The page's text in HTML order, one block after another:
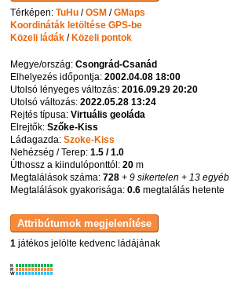
Térképen:TuHu /OSM /GMaps
Koordináták letöltése GPS-be
Közeli ládák /Közeli pontok
Megye/ország:Csongrád-Csanád
Elhelyezés időpontja:2002.04.08 18:00
Utolsó lényeges változás:2016.09.29 20:20
Utolsó változás:2022.05.28 13:24
Rejtés típusa:Virtuális geoláda
Elrejtők:Szőke-Kiss
Ládagazda:Szoke-Kiss
Nehézség / Terep:1.5 / 1.0
Úthossz a kiindulóponttól:20 m
Megtalálások száma:728 + 9 sikertelen + 13 egyéb
Megtalálások gyakorisága:0.6 megtalálás hetente
1 játékos jelölte kedvenc ládájának
K
R
W